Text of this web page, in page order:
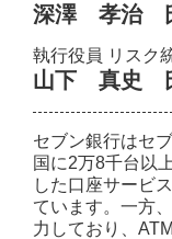
深澤 孝治
執行役員 リスク
山下 真史
セブン銀行はセ
国に2万8千台以
した口座サービ
ています。一方
力しており、